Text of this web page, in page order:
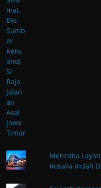
Mencoba
Rosalia Indah